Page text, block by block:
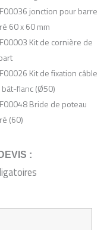
jonction pour barre
60 x 60 mm
Kit de cornière de
Kit de fixation câble
bât-flanc (Ø50)
Bride de poteau
(60)
: